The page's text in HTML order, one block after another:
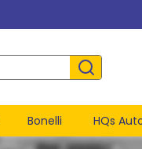
Bonelli HQs